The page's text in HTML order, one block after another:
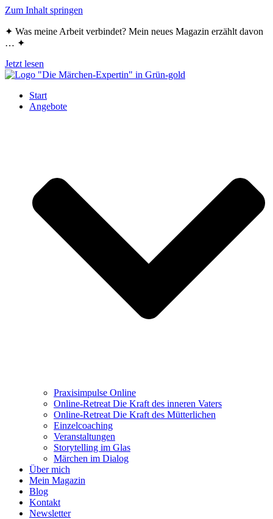
Zum Inhalt springen
✦ Was meine Arbeit verbindet? Mein neues Magazin erzählt davon
… ✦
Jetzt lesen
Start
Angebote
Praxisimpulse Online
Online-Retreat Die Kraft des inneren Vaters
Online-Retreat Die Kraft des Mütterlichen
Einzelcoaching
Veranstaltungen
Storytelling im Glas
Märchen im Dialog
Über mich
Mein Magazin
Blog
Kontakt
Newsletter